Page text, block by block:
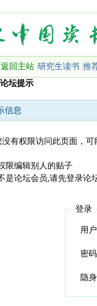
返回主站| 研究生读书| 推
坛提示
信息
有权限访问此页面，
限编辑别人的贴子
是论坛会员,请先登录论
登录
用
密码
隐